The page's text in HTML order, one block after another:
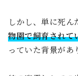
しかし、単に死
物園で飼育されて
っていた背景があ